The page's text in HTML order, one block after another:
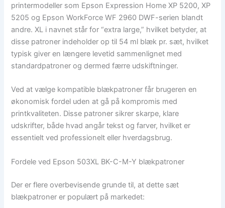
printermodeller som Epson Expression Home XP 5200, XP
5205 og Epson WorkForce WF 2960 DWF-serien blandt
andre. XL i navnet står for “extra large,” hvilket betyder, at
disse patroner indeholder op til 54 ml blæk pr. sæt, hvilket
typisk giver en længere levetid sammenlignet med
standardpatroner og dermed færre udskiftninger.
Ved at vælge kompatible blækpatroner får brugeren en
økonomisk fordel uden at gå på kompromis med
printkvaliteten. Disse patroner sikrer skarpe, klare
udskrifter, både hvad angår tekst og farver, hvilket er
essentielt ved professionelt eller hverdagsbrug.
Fordele ved Epson 503XL BK-C-M-Y blækpatroner
Der er flere overbevisende grunde til, at dette sæt
blækpatroner er populært på markedet: